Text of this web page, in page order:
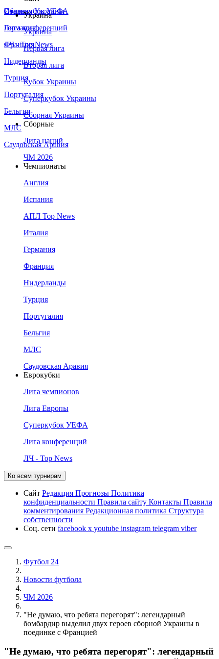
Сборная Украины
Италия
Германия
Франция
Нидерланды
Турция
Португалия
Бельгия
МЛС
Саудовская Аравия
Суперкубок УЕФА
Лига конференций
ЛЧ - Top News
Украина
Украина
Первая лига
Вторая лига
Кубок Украины
Суперкубок Украины
Сборная Украины
Сборные
Лига наций
ЧМ 2026
Чемпионаты
Англия
Испания
АПЛ Top News
Италия
Германия
Франция
Нидерланды
Турция
Португалия
Бельгия
МЛС
Саудовская Аравия
Еврокубки
Лига чемпионов
Лига Европы
Суперкубок УЕФА
Лига конференций
ЛЧ - Top News
Ко всем турнирам
Сайт Редакция Прогнозы Политика
конфиденциальности Правила сайту Контакты Правила
комментирования Редакционная политика Структура
собственности
Соц. сети facebook x youtube instagram telegram viber
Футбол 24
Новости футбола
ЧМ 2026
"Не думаю, что ребята перегорят": легендарный
бомбардир выделил двух героев сборной Украины в
поединке с Францией
"Не думаю, что ребята перегорят": легендарный